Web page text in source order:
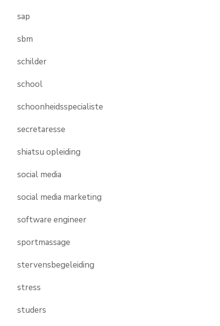
sap
sbm
schilder
school
schoonheidsspecialiste
secretaresse
shiatsu opleiding
social media
social media marketing
software engineer
sportmassage
stervensbegeleiding
stress
studers